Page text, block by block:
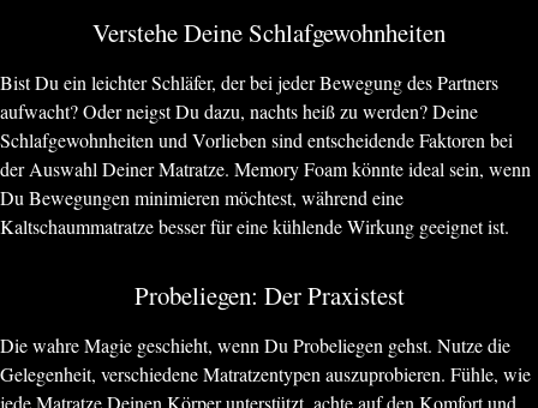
Verstehe Deine Schlafgewohnheiten
Bist Du ein leichter Schläfer, der bei jeder Bewegung des Partners
aufwacht? Oder neigst Du dazu, nachts heiß zu werden? Deine
Schlafgewohnheiten und Vorlieben sind entscheidende Faktoren bei
der Auswahl Deiner Matratze. Memory Foam könnte ideal sein, wenn
Du Bewegungen minimieren möchtest, während eine
Kaltschaummatratze besser für eine kühlende Wirkung geeignet ist.
Probeliegen: Der Praxistest
Die wahre Magie geschieht, wenn Du Probeliegen gehst. Nutze die
Gelegenheit, verschiedene Matratzentypen auszuprobieren. Fühle, wie
jede Matratze Deinen Körper unterstützt, achte auf den Komfort und